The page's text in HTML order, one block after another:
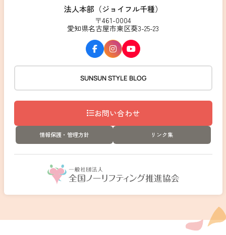
法人本部（ジョイフル千種）
〒461-0004
愛知県名古屋市東区葵3-25-23
SUNSUN STYLE BLOG
お問い合わせ
情報保護・管理方針 リンク集